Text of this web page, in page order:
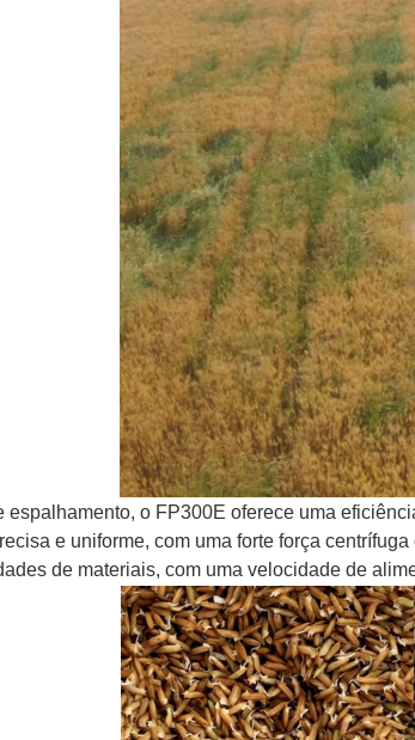
espalhamento, o FP300E oferece uma
e uniforme, com uma forte força
de materiais, com uma velocidade de